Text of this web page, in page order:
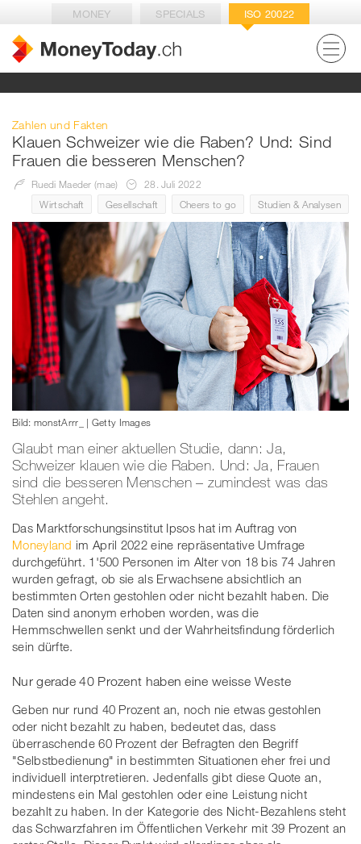
MONEY SPECIALS ISO 20022
Zahlen und Fakten
Klauen Schweizer wie die Raben? Und: Sind
Frauen die besseren Menschen?
Ruedi Maeder (mae)
28. Juli 2022
Wirtschaft
Gesellschaft Cheers to go Studien & Analysen
Bild: monstArrr_ | Getty Images
Glaubt man einer aktuellen Studie, dann: Ja,
Schweizer klauen wie die Raben. Und: Ja, Frauen
sind die besseren Menschen – zumindest was das
Stehlen angeht.
Das Marktforschungsinstitut Ipsos hat im Auftrag von
Moneyland im April 2022 eine repräsentative Umfrage
durchgeführt. 1'500 Personen im Alter von 18 bis 74 Jahren
wurden gefragt, ob sie als Erwachsene absichtlich an
bestimmten Orten gestohlen oder nicht bezahlt haben. Die
Daten sind anonym erhoben worden, was die
Hemmschwellen senkt und der Wahrheitsfindung förderlich
sein dürfte.
Nur gerade 40 Prozent haben eine weisse Weste
Geben nur rund 40 Prozent an, noch nie etwas gestohlen
oder nicht bezahlt zu haben, bedeutet das, dass
überraschende 60 Prozent der Befragten den Begriff
"Selbstbedienung" in bestimmten Situationen eher frei und
individuell interptretieren. Jedenfalls gibt diese Quote an,
mindestens ein Mal gestohlen oder eine Leistung nicht
bezahlt zu haben. In der Kategorie des Nicht-Bezahlens steht
das Schwarzfahren im Öffentlichen Verkehr mit 39 Prozent an